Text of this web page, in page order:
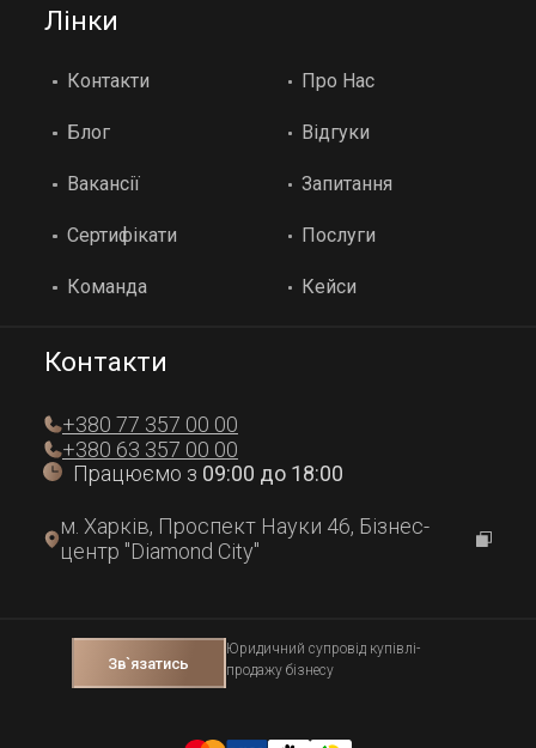
Лінки
Контакти Про Нас
Блог Відгуки
Вакансії Запитання
Сертифікати Послуги
Команда Кейси
Контакти
м. Харків, Проспект Науки 46, Бізнес-
центр "Diamond City"
Працюємо з 09:00 до 18:00
+380 77 357 00 00
+380 63 357 00 00
Зв`язатись
Юридичний супровід купівлі-
продажу бізнесу